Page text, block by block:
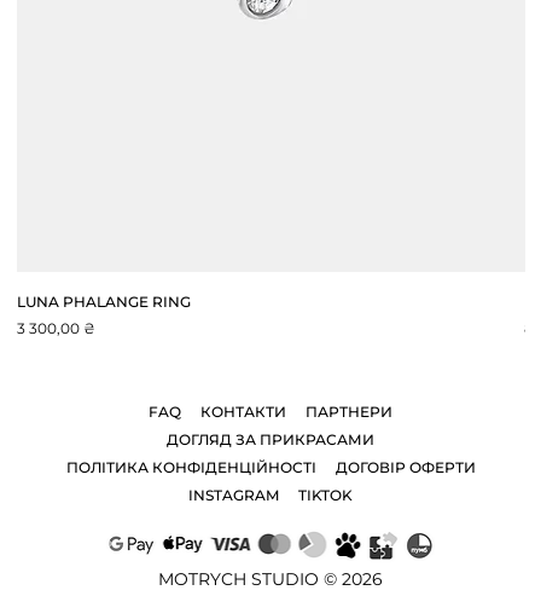
LUNA PHALANGE RING
Ціна
3 300,00 ₴ 8
FAQ КОНТАКТИ
ПАРТНЕРИ
ДОГЛЯД ЗА ПРИКРАСАМИ
ПОЛІТИКА КОНФІДЕНЦІЙНОСТІ
ДОГОВІР ОФЕРТИ
INSTAGRAM
TIKTOK
MOTRYCH STUDIO © 2026